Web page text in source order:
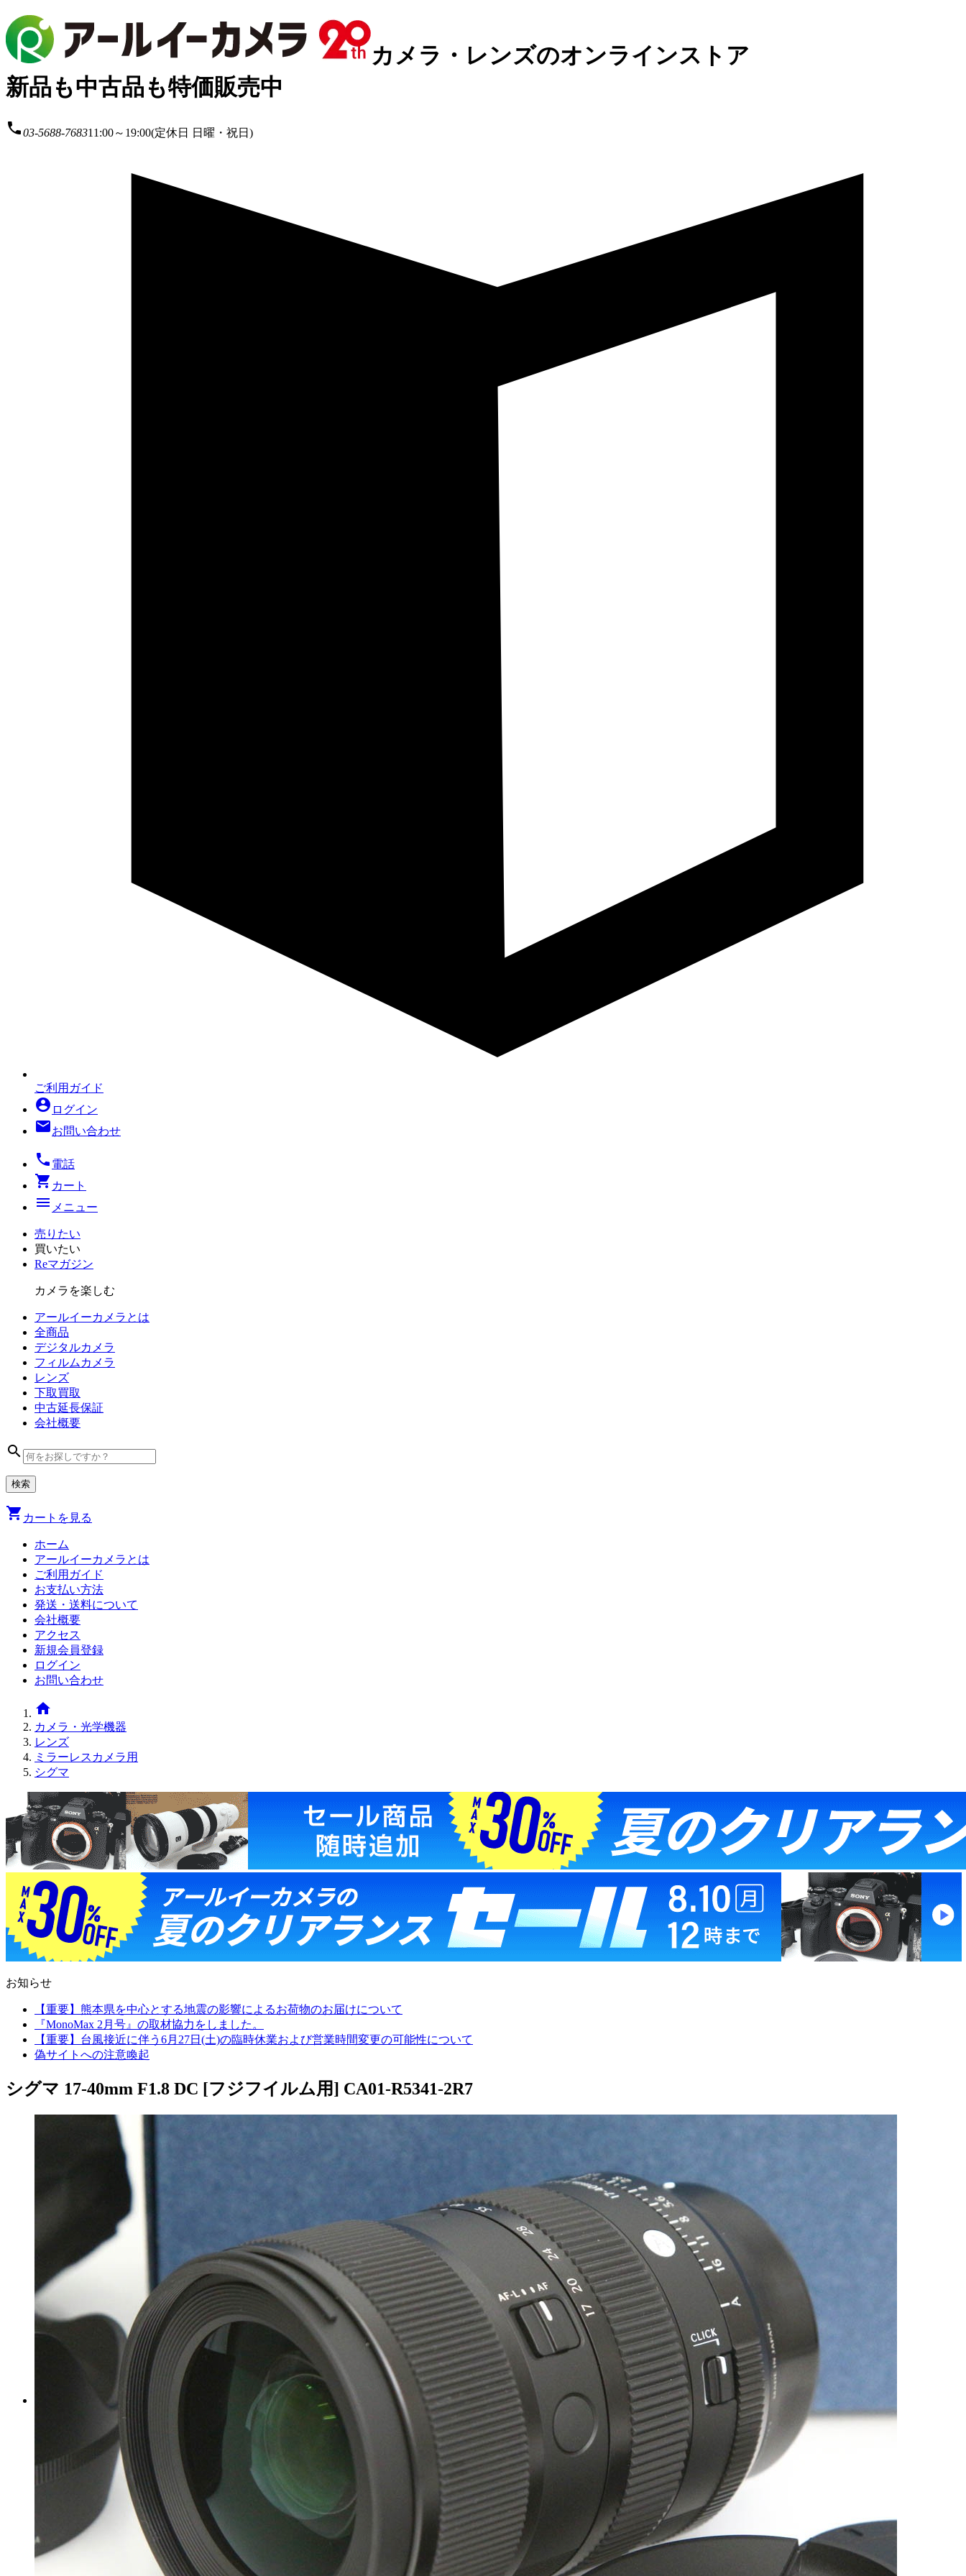
カメラ・レンズのオンラインストア
新品も中古品も特価販売中
local_phone03-5688-768311:00～19:00(定休日 日曜・祝日)
ご利用ガイド
account_circle ログイン
mailお問い合わせ
local_phone 電話
shopping_cart カート
menu メニュー
売りたい
買いたい
Reマガジン
カメラを楽しむ
アールイーカメラとは
全商品
デジタルカメラ
フィルム カメラ
レンズ
下取買取
中古延長保証
会社概要
search
shopping_cart カートを見る
ホーム
アールイーカメラとは
ご利用ガイド
お支払い方法
発送・送料について
会社概要
アクセス
新規会員登録
ログイン
お問い合わせ
home
カメラ・光学機器
レンズ
ミラーレスカメラ用
シグマ
お知らせ
【重要】熊本県を中心とする地震の影響によるお荷物のお届けについて
『MonoMax 2月号』の取材協力をしました。
【重要】台風接近に伴う6月27日(土)の臨時休業および営業時間変更の可能性について
偽サイトへの注意喚起
シグマ 17-40mm F1.8 DC [フジフイルム用] CA01-R5341-2R7